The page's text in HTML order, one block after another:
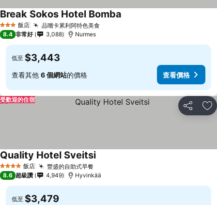
3 星級 飯店 品嚐卡累利阿特色美食
Break Sokos Hotel Bomba
8.4 非常好 3,088 Nurmes
低至 $3,443
查看其他 6 個網站的價格 查看價格
分享 加
受歡迎的住宿
4 星級 飯店 豐盛的自助式早餐
Quality Hotel Sveitsi
8.6 超級讚 4,949 Hyvinkää
低至 $3,479